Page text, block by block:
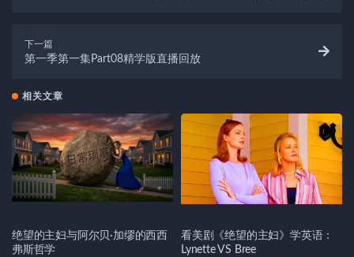
下一篇
第一季第一集Part08精学版直播回放
相关文章
绝望的主妇与阿尔贝·加缪的西西
弗斯哲学
看美剧《绝望的主妇》学英语：
Lynette VS Bree